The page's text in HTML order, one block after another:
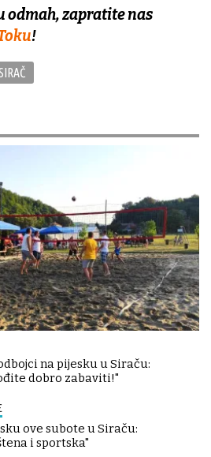
na pijesku u Siraču:
dobro zabaviti!"
ove subote u Siraču:
i sportska"
zapratite nas
!